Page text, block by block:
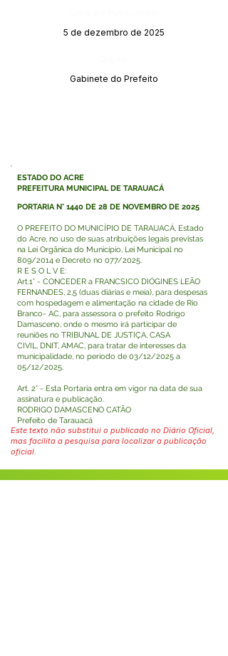
5 de dezembro de 2025
Gabinete do Prefeito
ESTADO DO ACRE
PREFEITURA MUNICIPAL DE TARAUACÁ
PORTARIA N° 1440 DE 28 DE NOVEMBRO DE 2025
O PREFEITO DO MUNICÍPIO DE TARAUACÁ, Estado
do Acre, no uso de suas atribuições legais previstas
na Lei Orgânica do Município, Lei Municipal no
809/2014 e Decreto no 077/2025.
R E S O L V E:
Art.1° - CONCEDER a FRANCSICO DIÓGINES LEÃO
FERNANDES, 2,5 (duas diárias e meia), para despesas
com hospedagem e alimentação na cidade de Rio
Branco- AC, para assessora o prefeito Rodrigo
Damasceno, onde o mesmo irá participar de
reuniões no TRIBUNAL DE JUSTIÇA, CASA
CIVIL, DNIT, AMAC, para tratar de interesses da
municipalidade, no período de 03/12/2025 a
05/12/2025.
Art. 2° - Esta Portaria entra em vigor na data de sua
assinatura e publicação.
RODRIGO DAMASCENO CATÃO
Prefeito de Tarauacá
Este texto não substitui o publicado no Diário Oficial,
mas facilita a pesquisa para localizar a publicação
oficial.